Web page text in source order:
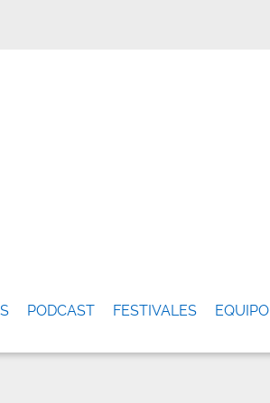
PODCAST FESTIVALES EQUIPO